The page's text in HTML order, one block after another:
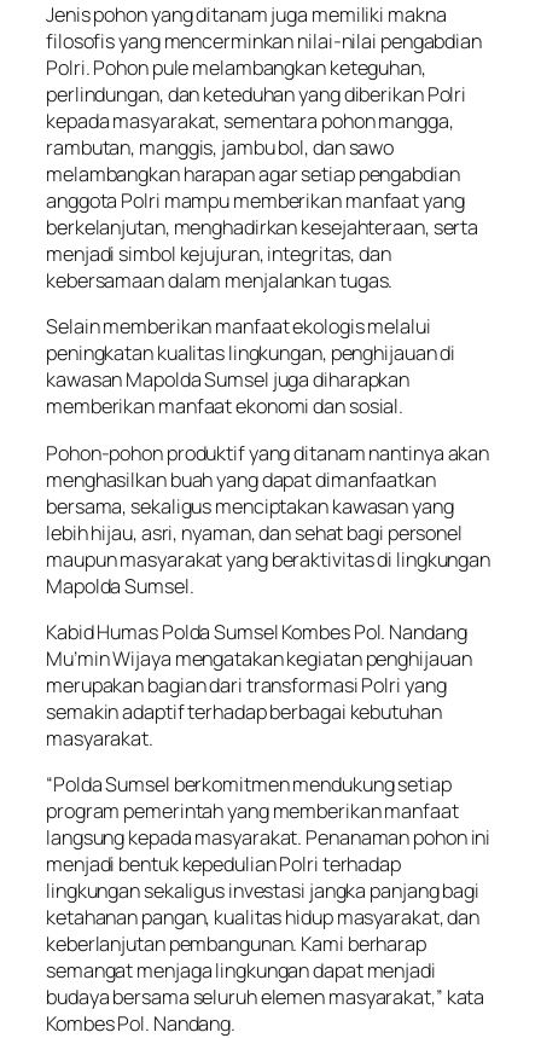
Jenis pohon yang ditanam juga memiliki makna
filosofis yang mencerminkan nilai-nilai pengabdian
Polri. Pohon pule melambangkan keteguhan,
perlindungan, dan keteduhan yang diberikan Polri
kepada masyarakat, sementara pohon mangga,
rambutan, manggis, jambu bol, dan sawo
melambangkan harapan agar setiap pengabdian
anggota Polri mampu memberikan manfaat yang
berkelanjutan, menghadirkan kesejahteraan, serta
menjadi simbol kejujuran, integritas, dan
kebersamaan dalam menjalankan tugas.
Selain memberikan manfaat ekologis melalui
peningkatan kualitas lingkungan, penghijauan di
kawasan Mapolda Sumsel juga diharapkan
memberikan manfaat ekonomi dan sosial.
Pohon-pohon produktif yang ditanam nantinya akan
menghasilkan buah yang dapat dimanfaatkan
bersama, sekaligus menciptakan kawasan yang
lebih hijau, asri, nyaman, dan sehat bagi personel
maupun masyarakat yang beraktivitas di lingkungan
Mapolda Sumsel.
Kabid Humas Polda Sumsel Kombes Pol. Nandang
Mu’min Wijaya mengatakan kegiatan penghijauan
merupakan bagian dari transformasi Polri yang
semakin adaptif terhadap berbagai kebutuhan
masyarakat.
“Polda Sumsel berkomitmen mendukung setiap
program pemerintah yang memberikan manfaat
langsung kepada masyarakat. Penanaman pohon ini
menjadi bentuk kepedulian Polri terhadap
lingkungan sekaligus investasi jangka panjang bagi
ketahanan pangan, kualitas hidup masyarakat, dan
keberlanjutan pembangunan. Kami berharap
semangat menjaga lingkungan dapat menjadi
budaya bersama seluruh elemen masyarakat,” kata
Kombes Pol. Nandang.